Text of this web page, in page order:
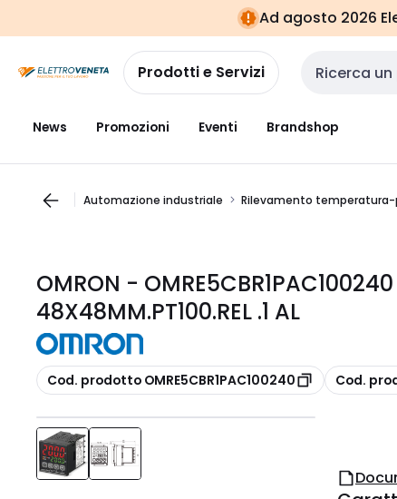
navigazionealla
pagina
Ad agosto 2026
Prodotti e Servizi Cerca input
News Promozioni Eventi Brandshop
Automazione industriale Rilevamento temperatura-
OMRON -
48X48MM.PT100.REL .1 AL
copia
Cod. prodotto OMRE5CBR1PAC100240 copia
Cod.